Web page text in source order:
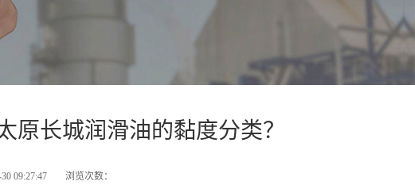
原长城润滑油的黏度分类？
09:27:47 浏览次数：